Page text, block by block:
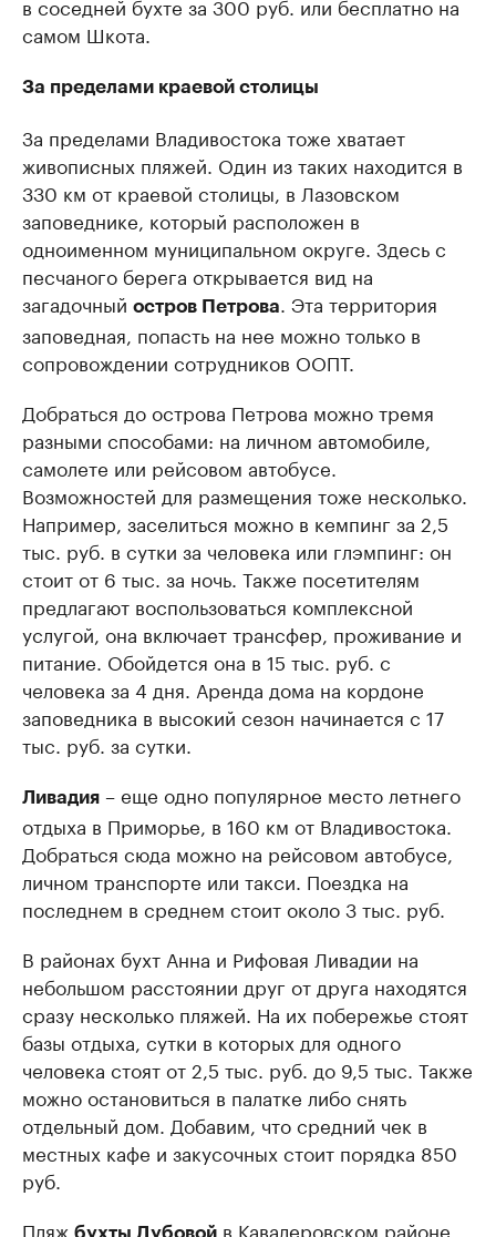
в соседней бухте за 300 руб. или бесплатно на
самом Шкота.
За пределами краевой столицы
За пределами Владивостока тоже хватает
живописных пляжей. Один из таких находится в
330 км от краевой столицы, в Лазовском
заповеднике, который расположен в
одноименном муниципальном округе. Здесь с
песчаного берега открывается вид на
загадочный остров Петрова. Эта территория
заповедная, попасть на нее можно только в
сопровождении сотрудников ООПТ.
Добраться до острова Петрова можно тремя
разными способами: на личном автомобиле,
самолете или рейсовом автобусе.
Возможностей для размещения тоже несколько.
Например, заселиться можно в кемпинг за 2,5
тыс. руб. в сутки за человека или глэмпинг: он
стоит от 6 тыс. за ночь. Также посетителям
предлагают воспользоваться комплексной
услугой, она включает трансфер, проживание и
питание. Обойдется она в 15 тыс. руб. с
человека за 4 дня. Аренда дома на кордоне
заповедника в высокий сезон начинается с 17
тыс. руб. за сутки.
Ливадия – еще одно популярное место летнего
отдыха в Приморье, в 160 км от Владивостока.
Добраться сюда можно на рейсовом автобусе,
личном транспорте или такси. Поездка на
последнем в среднем стоит около 3 тыс. руб.
В районах бухт Анна и Рифовая Ливадии на
небольшом расстоянии друг от друга находятся
сразу несколько пляжей. На их побережье стоят
базы отдыха, сутки в которых для одного
человека стоят от 2,5 тыс. руб. до 9,5 тыс. Также
можно остановиться в палатке либо снять
отдельный дом. Добавим, что средний чек в
местных кафе и закусочных стоит порядка 850
руб.
Пляж
в Кавалеровском районе